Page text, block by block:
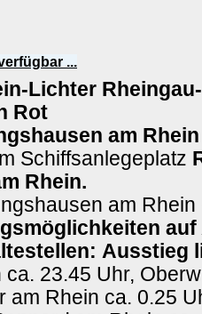
...
Lichter
Rot
am Rhein
Schiffsanlegeplatz
Rhein.
am Rhein
auf
Ausstieg
23.45 Uhr,
am Rhein ca. 0.25